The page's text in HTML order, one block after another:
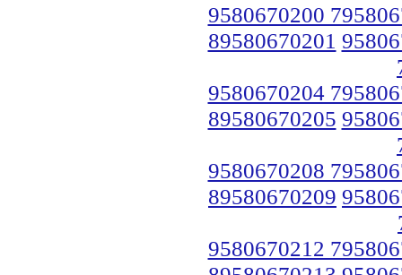
9580670200
89580670201
9580670204
89580670205
9580670208
89580670209
9580670212